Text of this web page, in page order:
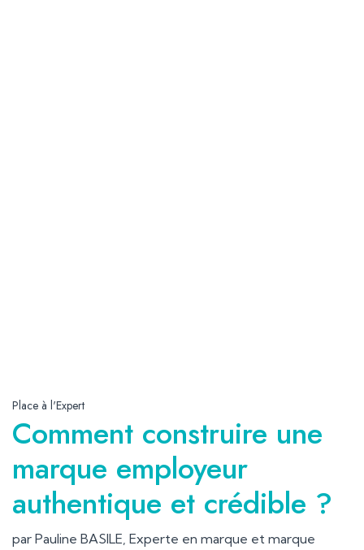
Place à l'Expert
Comment construire une
marque employeur
authentique et crédible ?
par Pauline BASILE, Experte en marque et marque